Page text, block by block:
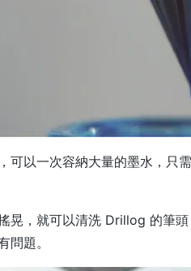
可以一次容納大量的墨水，只
晃，就可以清洗 Drillog 的筆
問題。